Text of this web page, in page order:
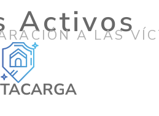
Activos
A LAS